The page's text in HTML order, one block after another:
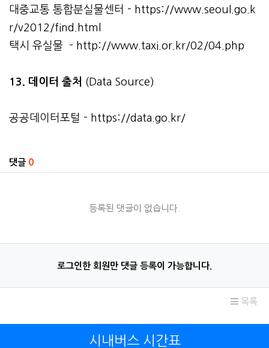
대중교통 통합분실물센터 - https://www.seoul.go.k
r/v2012/find.html
택시 유실물 - http://www.taxi.or.kr/02/04.php
13. 데이터 출처 (Data Source)
공공데이터포털 - https://data.go.kr/
댓글 0
등록된 댓글이 없습니다.
로그인한 회원만 댓글 등록이 가능합니다.
목록
시내버스 시간표